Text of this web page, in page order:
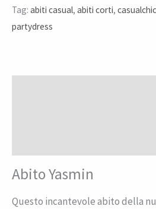
Tag: abiti casual, abiti corti, casualchic
partydress
Abito Yasmin
Questo incantevole abito della